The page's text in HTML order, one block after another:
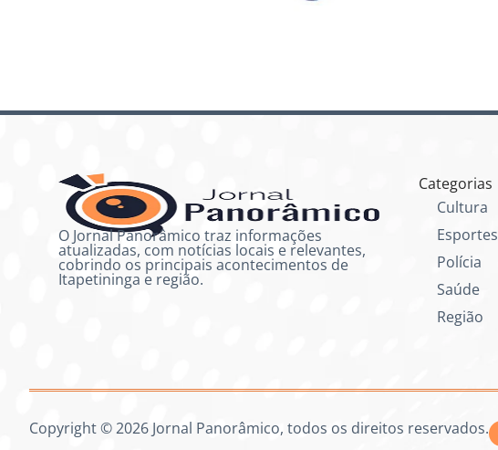
O Jornal Panorâmico traz informações
atualizadas, com notícias locais e relevantes,
cobrindo os principais acontecimentos de
Itapetininga e região.
Categorias
Cultura
Esportes
Polícia
Saúde
Região
Copyright © 2026 Jornal Panorâmico, todos os direitos reservados.